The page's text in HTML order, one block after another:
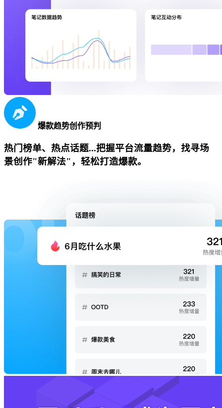
爆款趋势创作预判
热门榜单、热点话题...把握平台流量趋势，找寻场
景创作"新解法"，轻松打造爆款。